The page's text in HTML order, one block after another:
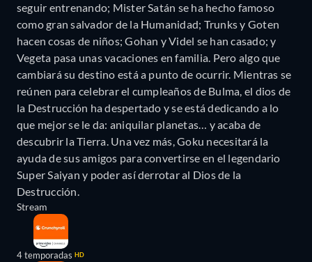
seguir entrenando; Mister Satán se ha hecho famoso
como gran salvador de la Humanidad; Trunks y Goten
hacen cosas de niños; Gohan y Videl se han casado; y
Vegeta pasa unas vacaciones en familia. Pero algo que
cambiará su destino está a punto de ocurrir. Mientras se
reúnen para celebrar el cumpleaños de Bulma, el dios de
la Destrucción ha despertado y se está dedicando a lo
que mejor se le da: aniquilar planetas… y acaba de
descubrir la Tierra. Una vez más, Goku necesitará la
ayuda de sus amigos para convertirse en el legendario
Super Saiyan y poder así derrotar al Dios de la
Destrucción.
Stream
4 temporadas HD